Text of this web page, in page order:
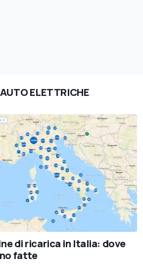
ELETTRICHE
di ricarica in Italia: dove
fatte